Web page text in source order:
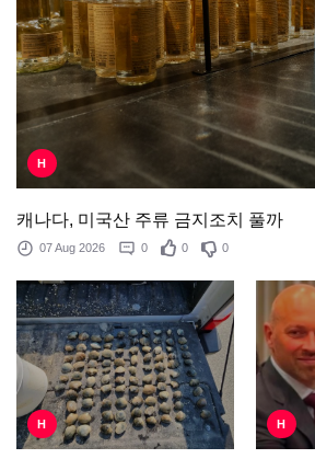
H
캐나다, 미국산 주류 금지조치 풀까
07 Aug 2026 0 0 0
H H